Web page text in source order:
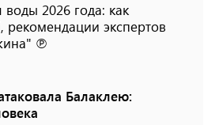
2026 года: как
экспертов
℗
Балаклею: